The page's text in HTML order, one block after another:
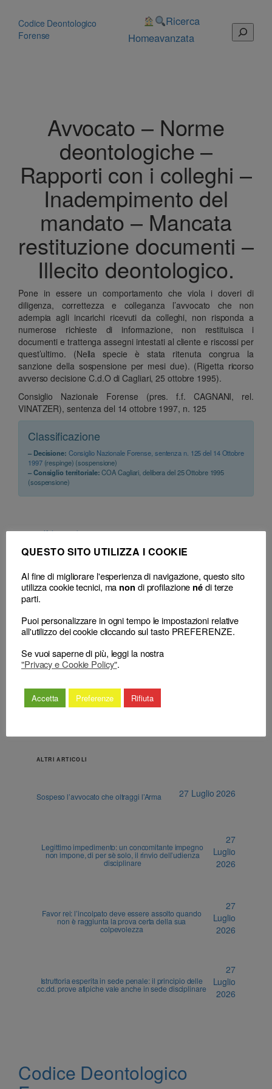
contenuto
Codice Deontologico
Forense
Home
Ricerca
avanzata
Cerca
Avvocato – Norme
deontologiche –
Rapporti con i colleghi –
Inadempimento del
mandato – Mancata
restituzione documenti –
Illecito deontologico.
Pone in essere un comportamento che viola i doveri di
diligenza, correttezza e colleganza l’avvocato che non
adempia agli incarichi ricevuti da colleghi, non risponda a
numerose richieste di informazione, non restituisca i
documenti e trattenga assegni intestati al cliente e riscossi per
quest’ultimo. (Nella specie è stata ritenuta congrua la
sanzione della sospensione per mesi due). (Rigetta ricorso
avverso decisione C.d.O di Cagliari, 25 ottobre 1995).
Consiglio Nazionale Forense (pres. f.f. CAGNANI, rel.
VINATZER), sentenza del 14 ottobre 1997, n. 125
Classificazione
– Decisione: Consiglio Nazionale Forense, sentenza n. 125 del 14 Ottobre
1997(respinge) (sospensione)
– Consiglio territoriale:COA Cagliari, delibera del 25 Ottobre 1995
(sospensione)
cdf (nuovo) art. 33
← Avvocato – Norme
con la parte assistita –
Appropriazione di somme
del cliente – Illecito
deontologico.
– Principi generali – Dovere di
diligenza, probità e dignità –
deontologico – Sussiste.
ALTRI ARTICOLI
Sospeso l’avvocato che oltraggi l’Arma 27 Luglio 2026
Legittimo impedimento: un concomitante impegno
non impone, di per sè solo, il rinvio dell’udienza
disciplinare
27
Luglio
2026
Favor rei: l’incolpato deve essere assolto quando
non è raggiunta la prova certa della sua
colpevolezza
27
Luglio
2026
Istruttoria esperita in sede penale: il principio delle
cc.dd. prove atipiche vale anche in sede disciplinare
27
Luglio
2026
Codice Deontologico
QUESTO SITO UTILIZZA I COOKIE
Al fine di migliorare l'esperienza di navigazione, questo sito
utilizza cookie tecnici, ma non di profilazione nédi terze
parti.
Puoi personalizzare in ogni tempo le impostazioni relative
all'utilizzo dei cookie cliccando sul tasto PREFERENZE.
Se vuoi saperne di più, leggi la nostra
"Privacy e Cookie Policy".
Accetta Preferenze Rifiuta